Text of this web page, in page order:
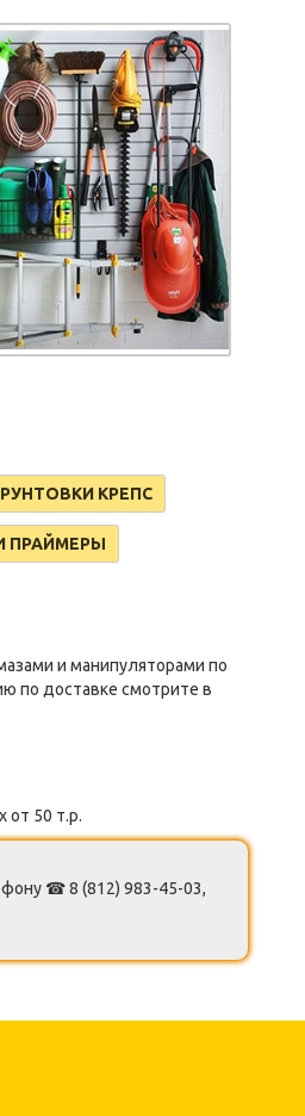
КРЕПС
ПРАЙМЕРЫ
и манипуляторами по
по доставке смотрите в
от 50 т.р.
☎ 8 (812) 983-45-03,